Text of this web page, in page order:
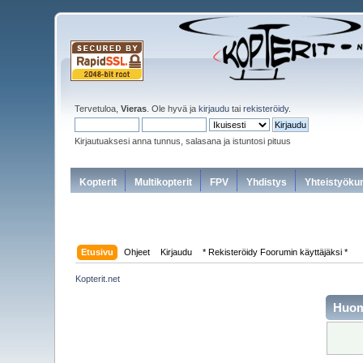
Tervetuloa,Vieras . Ole hyvä jakirjaudu tairekisteröidy.
Kirjautuaksesi anna tunnus, salasana ja istuntosi pituus
Kopterit Multikopterit FPV Yhdistys
Etusivu Ohjeet Kirjaudu * Rekisteröidy Foorumin käyttäjäksi *
Kopterit.net